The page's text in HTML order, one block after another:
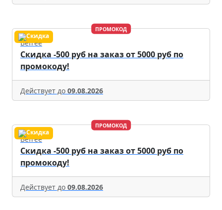
ПРОМОКОД
Befree
Скидка -500 руб на заказ от 5000 руб по
промокоду!
Действует до 09.08.2026
ПРОМОКОД
Befree
Скидка -500 руб на заказ от 5000 руб по
промокоду!
Действует до 09.08.2026